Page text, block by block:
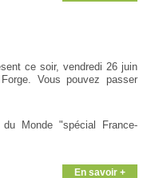
ce soir, vendredi 26 juin
Vous pouvez passer
Monde "spécial France-
En savoir +